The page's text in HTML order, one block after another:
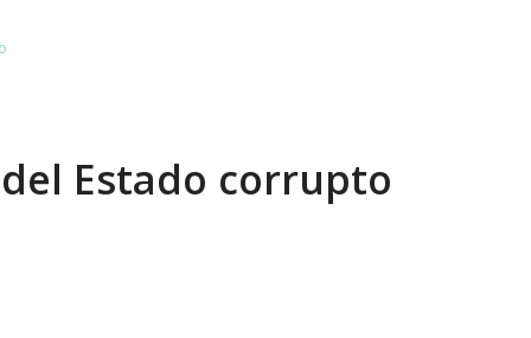
genocidio en Gaza
Más de 250 medallas y busca récord...
Estado corrupto